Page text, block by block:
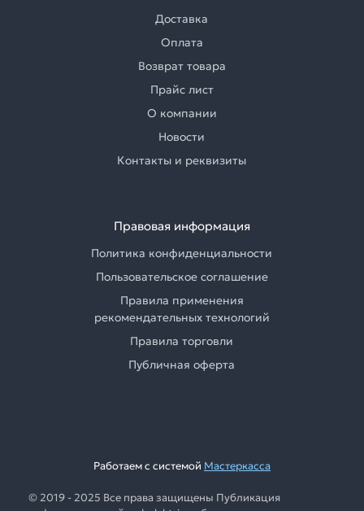
Доставка
Оплата
Возврат товара
Прайс лист
О компании
Новости
Контакты и реквизиты
Правовая информация
Политика конфиденциальности
Пользовательское соглашение
Правила применения
рекомендательных технологий
Правила торговли
Публичная оферта
Работаем с системой Мастеркасса
© 2019 - 2025 Все права защищены Публикация